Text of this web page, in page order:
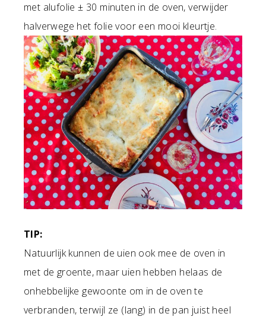
met alufolie ± 30 minuten in de oven, verwijder
halverwege het folie voor een mooi kleurtje.
TIP:
Natuurlijk kunnen de uien ook mee de oven in
met de groente, maar uien hebben helaas de
onhebbelijke gewoonte om in de oven te
verbranden, terwijl ze (lang) in de pan juist heel